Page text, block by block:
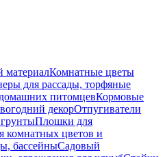
материалКомнатные цветы
для рассады, торфяные
питомцевКормовые
декорОтпугиватели
Плошки для
комнатных цветов и
бассейныСадовый